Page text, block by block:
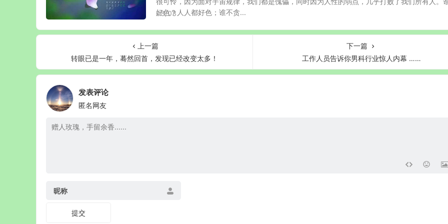
好色？人人都好色；谁不贪...
03/03
上一篇
转眼已是一年，蓦然回首，发现已经改变太多！
下一篇
工作人员告诉你男科行业惊人内幕 ……
发表评论
匿名网友
昵称